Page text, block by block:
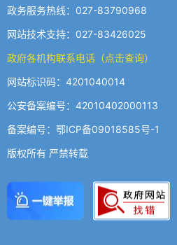
政务服务热线：027-83790968
网站技术支持：027-83426025
政府各机构联系电话（点击查询）
网站标识码：4201040014
公安备案编号：42010402000113
备案编号：鄂ICP备09018585号-1
版权所有 严禁转载